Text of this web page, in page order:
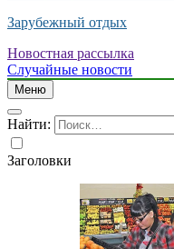
Зарубежный отдых
Новостная рассылка
Случайные новости
Меню
Найти:
Заголовки